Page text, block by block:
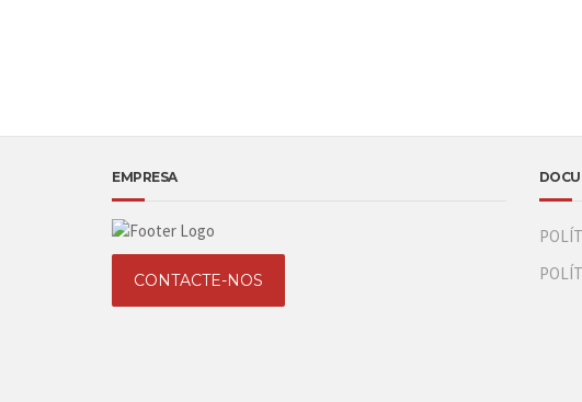
EMPRESA
CONTACTE-NOS